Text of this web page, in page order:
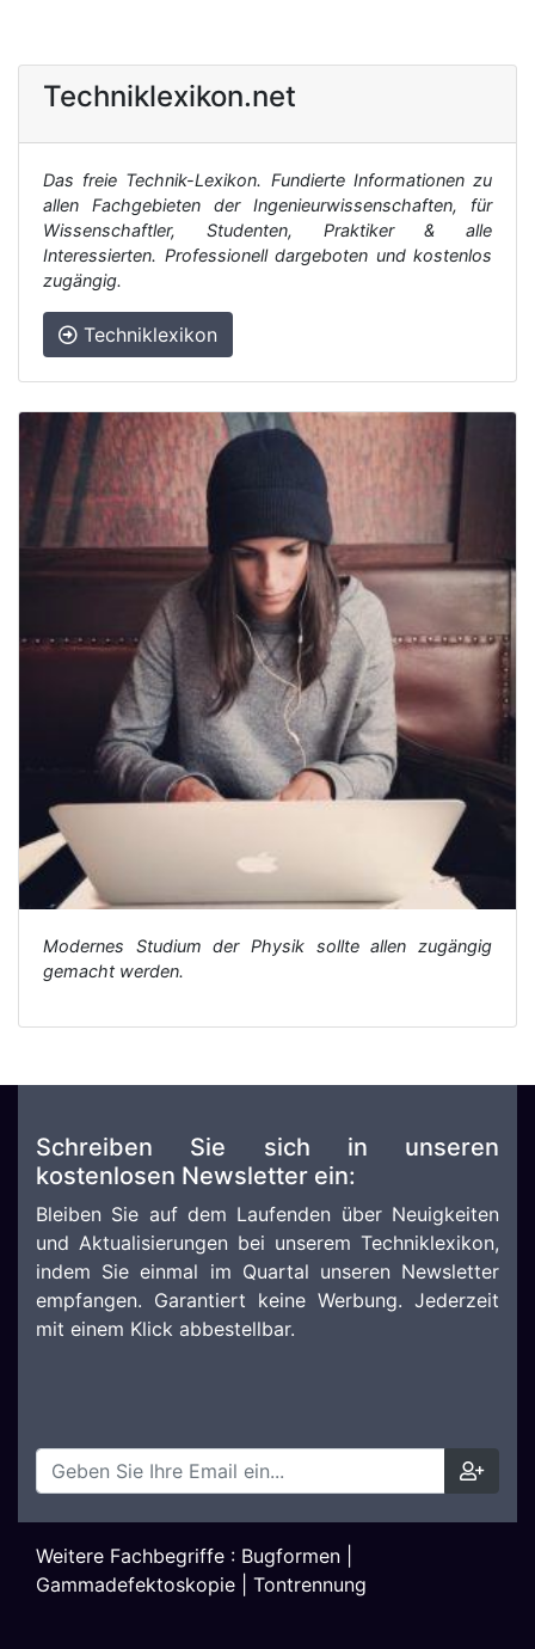
Techniklexikon.net
Das freie Technik-Lexikon. Fundierte Informationen zu
allen Fachgebieten der Ingenieurwissenschaften, für
Wissenschaftler, Studenten, Praktiker & alle
Interessierten. Professionell dargeboten und kostenlos
zugängig.
Techniklexikon
Modernes Studium der Physik sollte allen zugängig
gemacht werden.
Schreiben Sie sich in unseren
kostenlosen Newsletter ein:
Bleiben Sie auf dem Laufenden über Neuigkeiten
und Aktualisierungen bei unserem Techniklexikon,
indem Sie einmal im Quartal unseren Newsletter
empfangen. Garantiert keine Werbung. Jederzeit
mit einem Klick abbestellbar.
Weitere Fachbegriffe : Bugformen
Gammadefektoskopie
Tontrennung